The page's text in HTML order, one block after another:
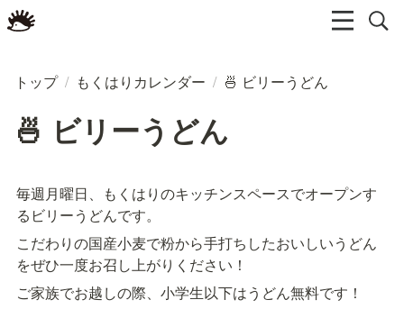
トップ / もくはりカレンダー / 🍜 ビリーうどん
🍜 ビリーうどん
毎週月曜日、もくはりのキッチンスペースでオープンす
るビリーうどんです。
こだわりの国産小麦で粉から手打ちしたおいしいうどん
をぜひ一度お召し上がりください！
ご家族でお越しの際、小学生以下はうどん無料です！